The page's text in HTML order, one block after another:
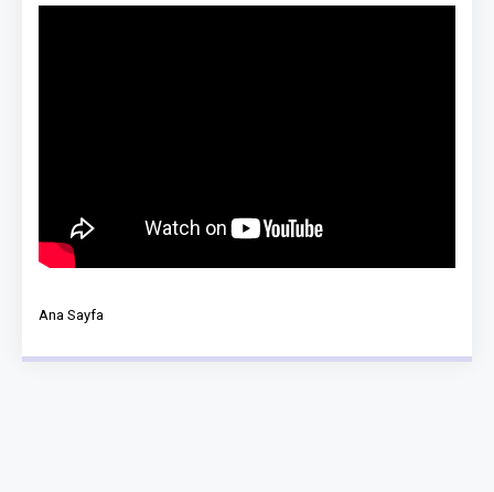
Ana Sayfa